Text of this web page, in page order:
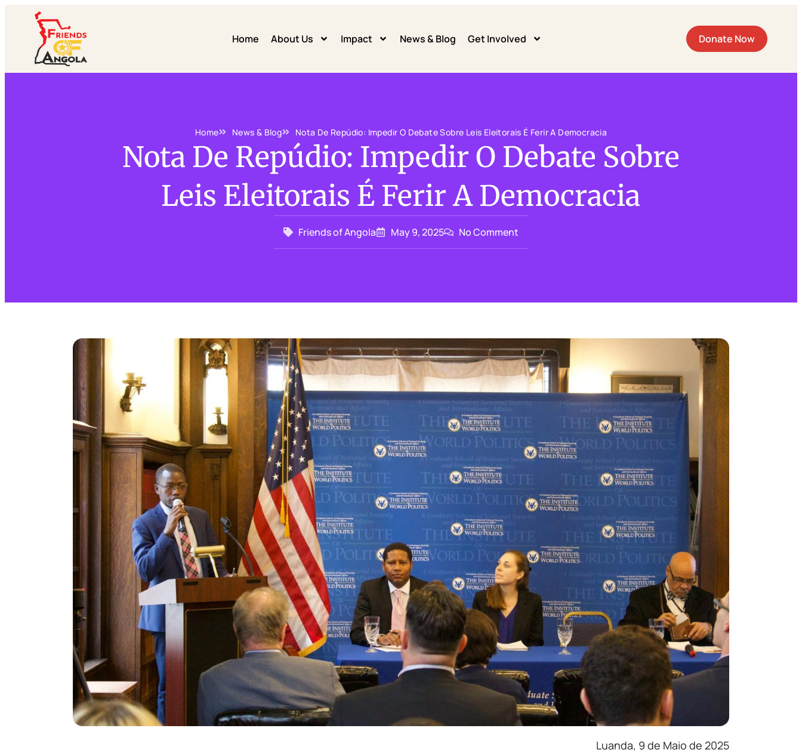
Home About Us Impact News & Blog Get Involved Donate Now
Home News & Blog Nota De Repúdio: Impedir O Debate Sobre Leis Eleitorais É Ferir A Democracia
Nota De Repúdio: Impedir O Debate Sobre
Leis Eleitorais É Ferir A Democracia
Friends of Angola May 9, 2025 No Comment
Luanda, 9 de Maio de 2025